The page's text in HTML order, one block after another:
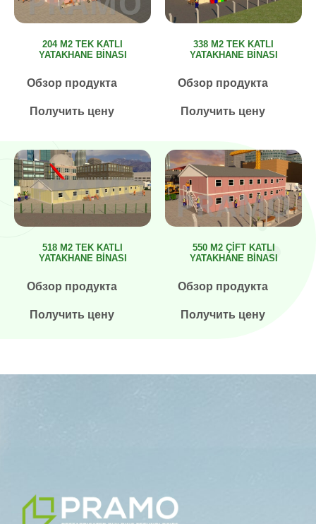
204 M2 TEK KATLI
YATAKHANE BİNASI
Обзор продукта
Получить цену
338 M2 TEK KATLI
YATAKHANE BİNASI
Обзор продукта
Получить цену
518 M2 TEK KATLI
YATAKHANE BİNASI
Обзор продукта
Получить цену
550 M2 ÇİFT KATLI
YATAKHANE BİNASI
Обзор продукта
Получить цену